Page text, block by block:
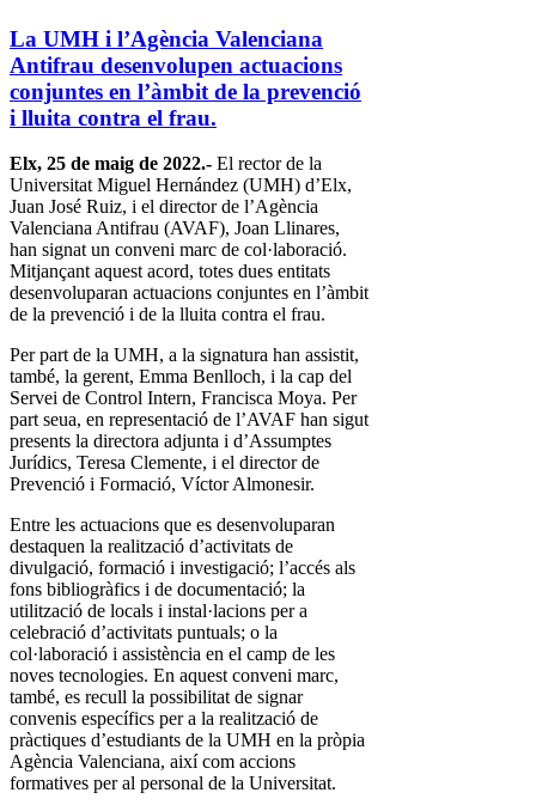
La UMH i l’Agència Valenciana
Antifrau desenvolupen actuacions
conjuntes en l’àmbit de la prevenció
i lluita contra el frau.
Elx, 25 de maig de 2022.- El rector de la
Universitat Miguel Hernández (UMH) d’Elx,
Juan José Ruiz, i el director de l’Agència
Valenciana Antifrau (AVAF), Joan Llinares,
han signat un conveni marc de col·laboració.
Mitjançant aquest acord, totes dues entitats
desenvoluparan actuacions conjuntes en l’àmbit
de la prevenció i de la lluita contra el frau.
Per part de la UMH, a la signatura han assistit,
també, la gerent, Emma Benlloch, i la cap del
Servei de Control Intern, Francisca Moya. Per
part seua, en representació de l’AVAF han sigut
presents la directora adjunta i d’Assumptes
Jurídics, Teresa Clemente, i el director de
Prevenció i Formació, Víctor Almonesir.
Entre les actuacions que es desenvoluparan
destaquen la realització d’activitats de
divulgació, formació i investigació; l’accés als
fons bibliogràfics i de documentació; la
utilització de locals i instal·lacions per a
celebració d’activitats puntuals; o la
col·laboració i assistència en el camp de les
noves tecnologies. En aquest conveni marc,
també, es recull la possibilitat de signar
convenis específics per a la realització de
pràctiques d’estudiants de la UMH en la pròpia
Agència Valenciana, així com accions
formatives per al personal de la Universitat.